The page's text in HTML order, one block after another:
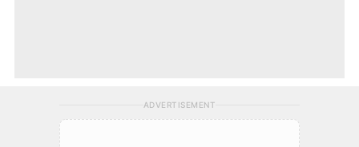
ADVERTISEMENT